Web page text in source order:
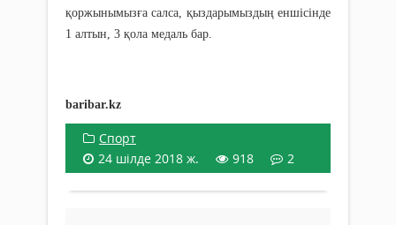
қоржынымызға салса, қыздарымыздың еншісінде
1 алтын, 3 қола медаль бар.
baribar.kz
Спорт
24 шілде 2018 ж.
918 2